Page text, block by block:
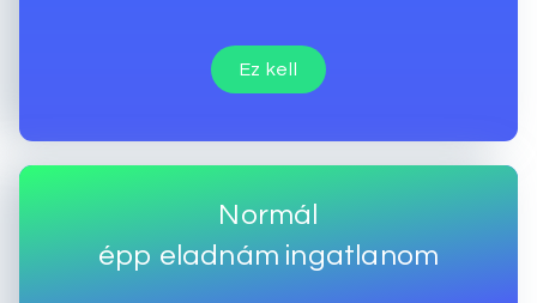
Ez kell
Normál
épp eladnám ingatlanom